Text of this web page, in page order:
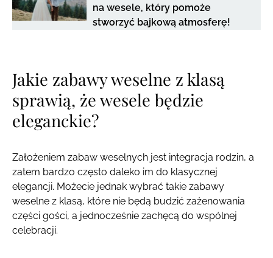
na wesele, który pomoże
stworzyć bajkową atmosferę!
Jakie zabawy weselne z klasą
sprawią, że wesele będzie
eleganckie?
Założeniem zabaw weselnych jest integracja rodzin, a
zatem bardzo często daleko im do klasycznej
elegancji. Możecie jednak wybrać takie zabawy
weselne z klasą, które nie będą budzić zażenowania
części gości, a jednocześnie zachęcą do wspólnej
celebracji.